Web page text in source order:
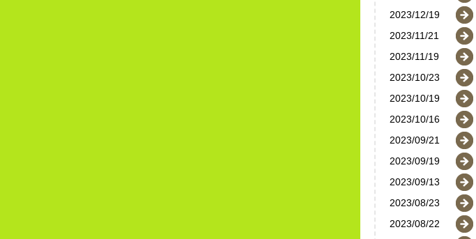
2023/12/19
2023/11/21
2023/11/19
2023/10/23
2023/10/19
2023/10/16
2023/09/21
2023/09/19
2023/09/13
2023/08/23
2023/08/22